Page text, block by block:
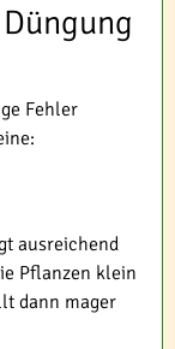
Fehler
ausreichend
Pflanzen klein
dann mager